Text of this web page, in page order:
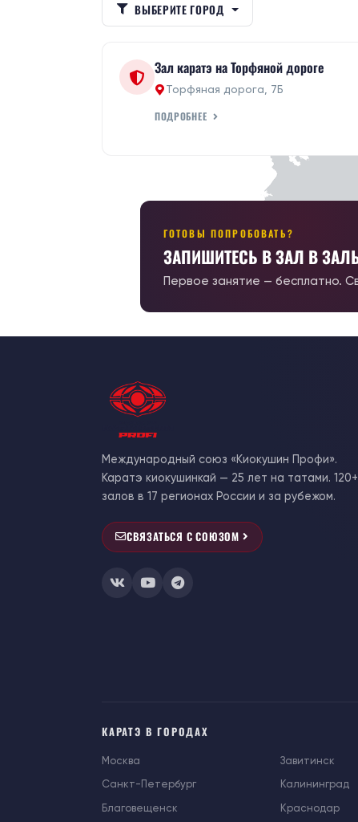
ВЫБЕРИТЕ ГОРОД
Зал каратэ на Торфяной дороге
Торфяная дорога, 7Б
ПОДРОБНЕЕ
ГОТОВЫ ПОПРОБОВАТЬ?
ЗАПИШИТЕСЬ В ЗАЛ В
Первое занятие — бесплатно.
Международный союз «Киокушин Профи».
Каратэ киокушинкай — 25 лет на татами. 120+
залов в 17 регионах России и за рубежом.
СВЯЗАТЬСЯ С СОЮЗОМ
КАРАТЭ В ГОРОДАХ
Москва
Санкт-Петербург
Благовещенск
Завитинск
Калининград
Краснодар